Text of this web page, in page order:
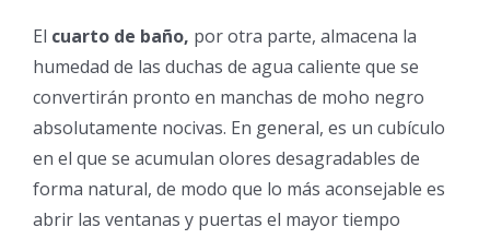
El cuarto de baño, por otra parte, almacena la
humedad de las duchas de agua caliente que se
convertirán pronto en manchas de moho negro
absolutamente nocivas. En general, es un cubículo
en el que se acumulan olores desagradables de
forma natural, de modo que lo más aconsejable es
abrir las ventanas y puertas el mayor tiempo